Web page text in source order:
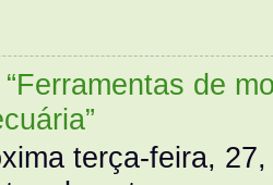
de
terça-feira,